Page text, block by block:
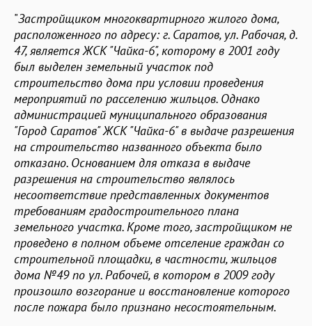
"Застройщиком многоквартирного жилого дома,
расположенного по адресу: г. Саратов, ул. Рабочая, д.
47, является ЖСК "Чайка-6", которому в 2001 году
был выделен земельный участок под
строительство дома при условии проведения
мероприятий по расселению жильцов. Однако
администрацией муниципального образования
"Город Саратов" ЖСК "Чайка-6" в выдаче разрешения
на строительство названного объекта было
отказано. Основанием для отказа в выдаче
разрешения на строительство являлось
несоответствие представленных документов
требованиям градостроительного плана
земельного участка. Кроме того, застройщиком не
проведено в полном объеме отселение граждан со
строительной площадки, в частности, жильцов
дома №49 по ул. Рабочей, в котором в 2009 году
произошло возгорание и восстановление которого
после пожара было признано несостоятельным.